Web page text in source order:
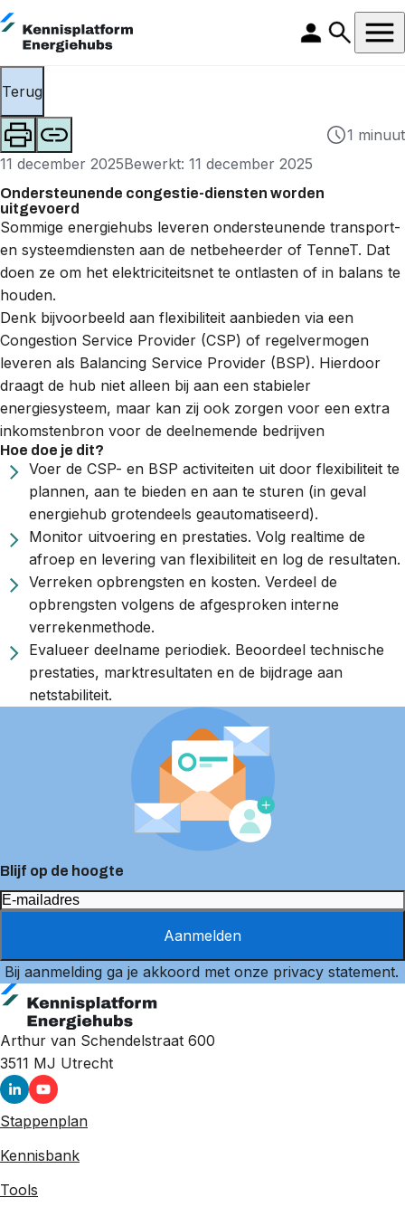
Terug
1 minuut
11 december 2025Bewerkt: 11 december 2025
Ondersteunende congestie-diensten worden
uitgevoerd
Sommige energiehubs leveren ondersteunende transport-
en systeemdiensten aan de netbeheerder of TenneT. Dat
doen ze om het elektriciteitsnet te ontlasten of in balans te
houden.
Denk bijvoorbeeld aan flexibiliteit aanbieden via een
Congestion Service Provider (CSP) of regelvermogen
leveren als Balancing Service Provider (BSP). Hierdoor
draagt de hub niet alleen bij aan een stabieler
energiesysteem, maar kan zij ook zorgen voor een extra
inkomstenbron voor de deelnemende bedrijven
Hoe doe je dit?
Voer de CSP- en BSP activiteiten uit door flexibiliteit te
plannen, aan te bieden en aan te sturen (in geval
energiehub grotendeels geautomatiseerd).
Monitor uitvoering en prestaties. Volg realtime de
afroep en levering van flexibiliteit en log de resultaten.
Verreken opbrengsten en kosten. Verdeel de
opbrengsten volgens de afgesproken interne
verrekenmethode.
Evalueer deelname periodiek. Beoordeel technische
prestaties, marktresultaten en de bijdrage aan
netstabiliteit.
Blijf op de hoogte
Aanmelden
Bij aanmelding ga je akkoord met onze privacy statement.
Arthur van Schendelstraat 600
3511 MJ Utrecht
Stappenplan
Kennisbank
Tools